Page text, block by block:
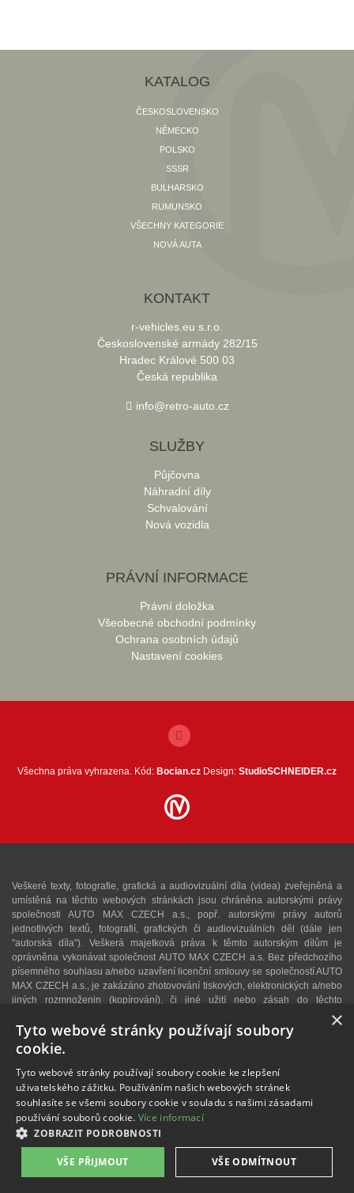
KATALOG
ČESKOSLOVENSKO
NĚMECKO
POLSKO
SSSR
BULHARSKO
RUMUNSKO
VŠECHNY KATEGORIE
NOVÁ AUTA
KONTAKT
r-vehicles.eu s.r.o.
Československé armády 282/15
Hradec Králové 500 03
Česká republika
info@retro-auto.cz
SLUŽBY
Půjčovna
Náhradní díly
Schvalování
Nová vozidla
PRÁVNÍ INFORMACE
Právní doložka
Všeobecné obchodní podmínky
Ochrana osobních údajů
Nastavení cookies
Všechna práva vyhrazena. Kód: Bocian.cz Design: StudioSCHNEIDER.cz
Veškeré texty, fotografie, grafická a audiovizuální díla (videa) zveřejněná a
umístěná na těchto webových stránkách jsou chráněna autorskými právy
společnosti AUTO MAX CZECH a.s., popř. autorskými právy autorů
jednotlivých textů, fotografií, grafických či audiovizuálních děl (dále jen
"autorská díla"). Veškerá majetková práva k těmto autorským dílům je
oprávněna vykonávat společnost AUTO MAX CZECH a.s. Bez předchozího
písemného souhlasu a/nebo uzavření licenční smlouvy se společností AUTO
MAX CZECH a.s., je zakázáno zhotovování tiskových, elektronických a/nebo
jiných rozmnoženin (kopírování), či jiné užití nebo zásah do těchto
autorských děl. Upozorňujeme, že v případě neoprávněného užití autorského
díla se lze domáhat dle § 40 zákona č. 121/2000 Sb., autorského zákona,
vydání dvojnásobku běžné licenční odměny, a v konkrétním případě se může
jednat i o trestný čin dle § 270 zákona č. 40/2009 Sb., trestního zákoníku. V
případě zájmu o užití některého z autorských děl zveřejněných na těchto
webových stránkách nás proto kontaktujte na e-mailové adrese:
auto.cz. Autorem textů a některých fotografií je Martin Kusý.
Veškeré fotografie uveřejněné na těchto webových stránkách mají pouze
informativní a ilustrační charakter.
×
Tyto webové stránky používají soubory
cookie.
Tyto webové stránky používají soubory cookie ke zlepšení
uživatelského zážitku. Používáním našich webových stránek
souhlasíte se všemi soubory cookie v souladu s našimi zásadami
používání souborů cookie. Více informací
ZOBRAZIT PODROBNOSTI
VŠE PŘIJMOUT VŠE ODMÍTNOUT